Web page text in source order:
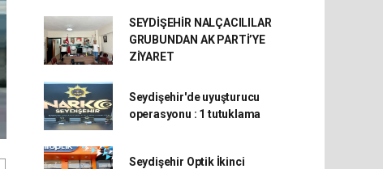
SEYDİŞEHİR NALÇACILILAR
GRUBUNDAN AK PARTİ’YE
ZİYARET
Seydişehir'de uyuşturucu
operasyonu : 1 tutuklama
Seydişehir Optik İkinci